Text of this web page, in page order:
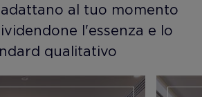
al tuo momento
l'essenza e lo
qualitativo